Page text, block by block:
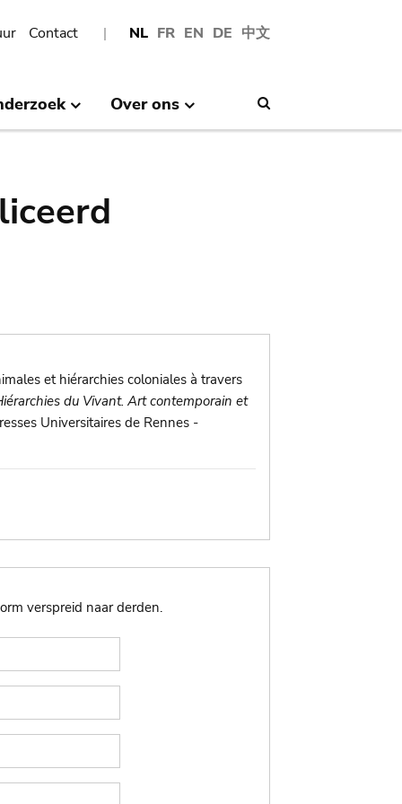
NL FR EN DE 中文
Contact
Over ons
et hiérarchies coloniales à travers
du Vivant. Art contemporain et
Universitaires de Rennes -
verspreid naar derden.